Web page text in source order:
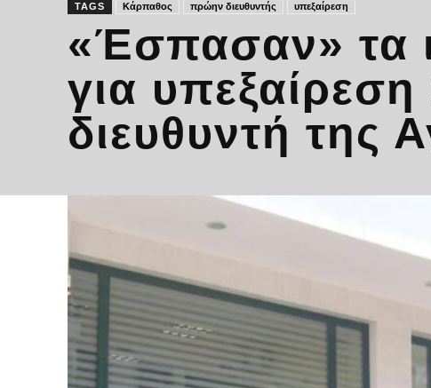
TAGS Κάρπαθος πρώην διευθυντής υπεξαίρεση
«Έσπασαν» τα
για
διευθυντή της